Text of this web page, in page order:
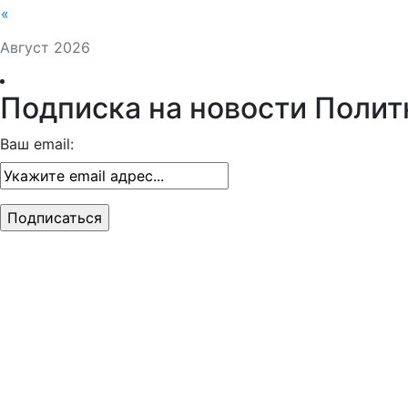
Август 2026
«
Подписка на новости
Ваш email: